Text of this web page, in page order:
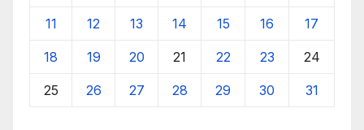
11 12 13 14 15 16 17
18 19 20 21 22 23 24
25 26 27 28 29 30 31